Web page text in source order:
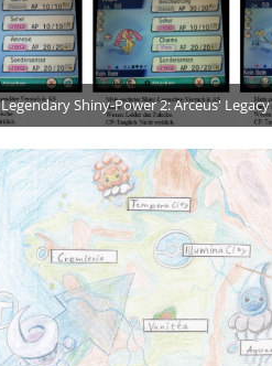
Legendary Shiny-Power 2: Arceus' Legacy
21. Januar 2016
9